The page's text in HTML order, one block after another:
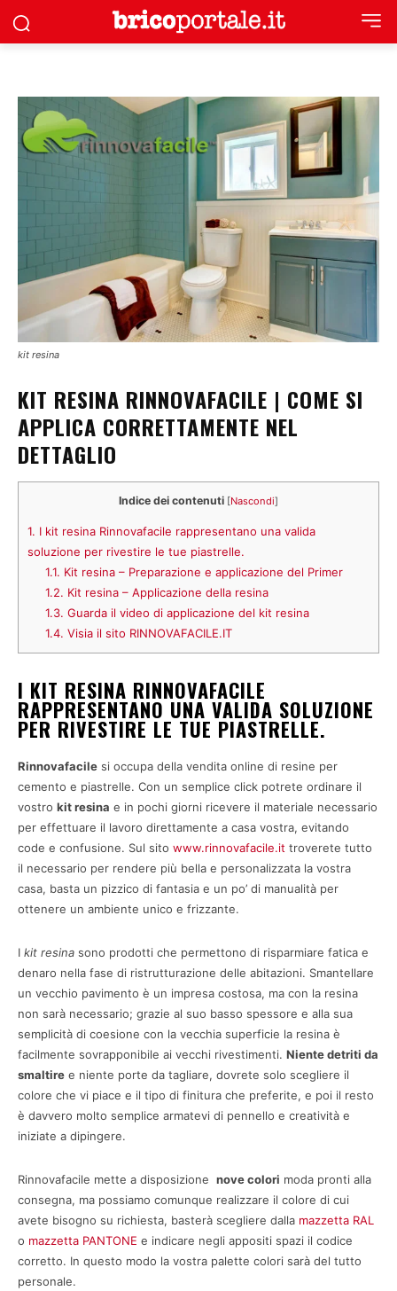
kit resina
KIT RESINA RINNOVAFACILE | COME SI
APPLICA CORRETTAMENTE NEL
DETTAGLIO
Indice dei contenuti [Nascondi]
1. I kit resina Rinnovafacile rappresentano una valida
soluzione per rivestire le tue piastrelle.
1.1. Kit resina – Preparazione e applicazione del Primer
1.2. Kit resina – Applicazione della resina
1.3. Guarda il video di applicazione del kit resina
1.4. Visia il sito RINNOVAFACILE.IT
I KIT RESINA RINNOVAFACILE
RAPPRESENTANO UNA VALIDA SOLUZIONE
PER RIVESTIRE LE TUE PIASTRELLE.
Rinnovafacile si occupa della vendita online di resine per
cemento e piastrelle. Con un semplice click potrete ordinare il
vostro kit resina e in pochi giorni ricevere il materiale necessario
per effettuare il lavoro direttamente a casa vostra, evitando
code e confusione. Sul sito www.rinnovafacile.it troverete tutto
il necessario per rendere più bella e personalizzata la vostra
casa, basta un pizzico di fantasia e un po’ di manualità per
ottenere un ambiente unico e frizzante.
I kit resina sono prodotti che permettono di risparmiare fatica e
denaro nella fase di ristrutturazione delle abitazioni. Smantellare
un vecchio pavimento è un impresa costosa, ma con la resina
non sarà necessario; grazie al suo basso spessore e alla sua
semplicità di coesione con la vecchia superficie la resina è
facilmente sovrapponibile ai vecchi rivestimenti. Niente detriti da
smaltire e niente porte da tagliare, dovrete solo scegliere il
colore che vi piace e il tipo di finitura che preferite, e poi il resto
è davvero molto semplice armatevi di pennello e creatività e
iniziate a dipingere.
Rinnovafacile mette a disposizione nove colori moda pronti alla
consegna, ma possiamo comunque realizzare il colore di cui
avete bisogno su richiesta, basterà scegliere dalla mazzetta RAL
o mazzetta PANTONE e indicare negli appositi spazi il codice
corretto. In questo modo la vostra palette colori sarà del tutto
personale.